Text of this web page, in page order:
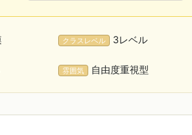
クラスレベル 3レベル
雰囲気 自由度重視型